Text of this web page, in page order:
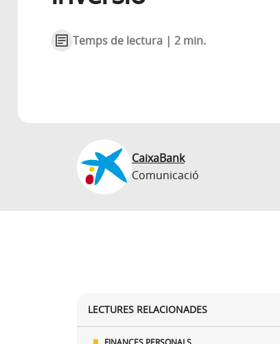
Temps de lectura | 2 min.
CaixaBank
Comunicació
LECTURES RELACIONADES